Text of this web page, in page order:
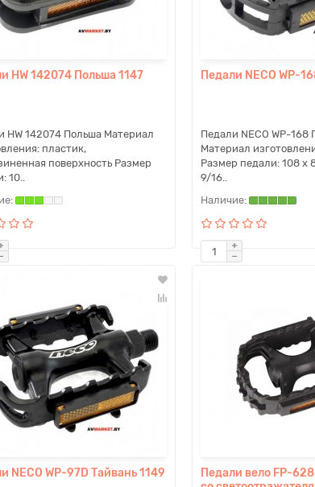
HW 142074 Польша 1147
HW 142074 Польша Материал
пластик,
поверхность Размер
10..
Педали NECO WP-
Педали NECO WP-168
Материал
Размер педали: 108 x
9/16..
NECO WP-97D Тайвань 1149
Педали вело FP-